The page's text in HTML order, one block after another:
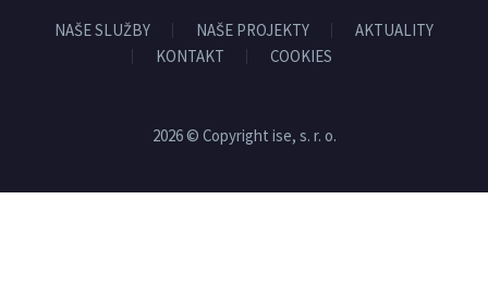
NAŠE SLUŽBY NAŠE PROJEKTY
AKTUALITY
KONTAKT
COOKIES
2026 © Copyright ise, s. r. o.